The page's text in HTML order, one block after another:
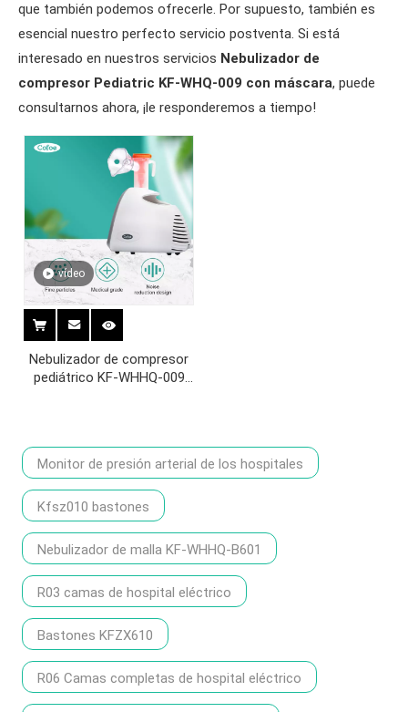
que también podemos ofrecerle. Por supuesto, también es
esencial nuestro perfecto servicio postventa. Si está
interesado en nuestros servicios Nebulizador de
compresor Pediatric KF-WHQ-009 con máscara, puede
consultarnos ahora, ¡le responderemos a tiempo!
vídeo
Nebulizador de compresor
pediátrico KF-WHHQ-009
Monitor de presión arterial de los hospitales
Kfsz010 bastones
Nebulizador de malla KF-WHHQ-B601
R03 camas de hospital eléctrico
Bastones KFZX610
R06 Camas completas de hospital eléctrico